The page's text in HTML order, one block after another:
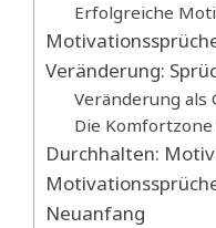
Erfolgreiche
Veränderung:
Veränderung als
Die
Durchhalten:
Neuanfang